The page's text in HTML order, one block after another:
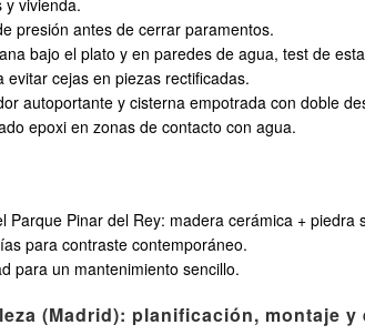
y vivienda.
presión antes de cerrar paramentos.
bajo el plato y en paredes de agua, test de
cejas en piezas rectificadas.
autoportante y cisterna empotrada con doble
epoxi en zonas de contacto con agua.
Pinar del Rey: madera cerámica + piedra
para contraste contemporáneo.
para un mantenimiento sencillo.
(Madrid): planificación, montaje y